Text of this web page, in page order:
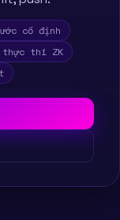
cố định
thực thi ZK